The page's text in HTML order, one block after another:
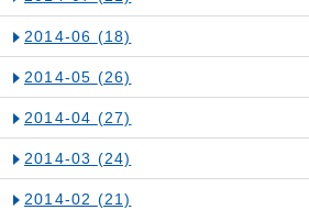
2014-06 (18)
2014-05 (26)
2014-04 (27)
2014-03 (24)
2014-02 (21)